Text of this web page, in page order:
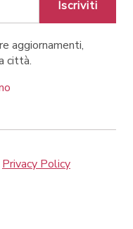
Iscriviti
aggiornamenti,
città.
Privacy Policy